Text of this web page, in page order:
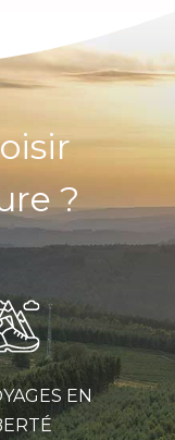
?
EN